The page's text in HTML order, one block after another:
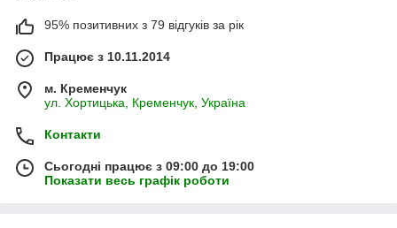
95% позитивних з 79 відгуків за рік
Працює з 10.11.2014
м. Кременчук
ул. Хортицька, Кременчук, Україна
Контакти
Сьогодні працює з 09:00 до 19:00
Показати весь графік роботи